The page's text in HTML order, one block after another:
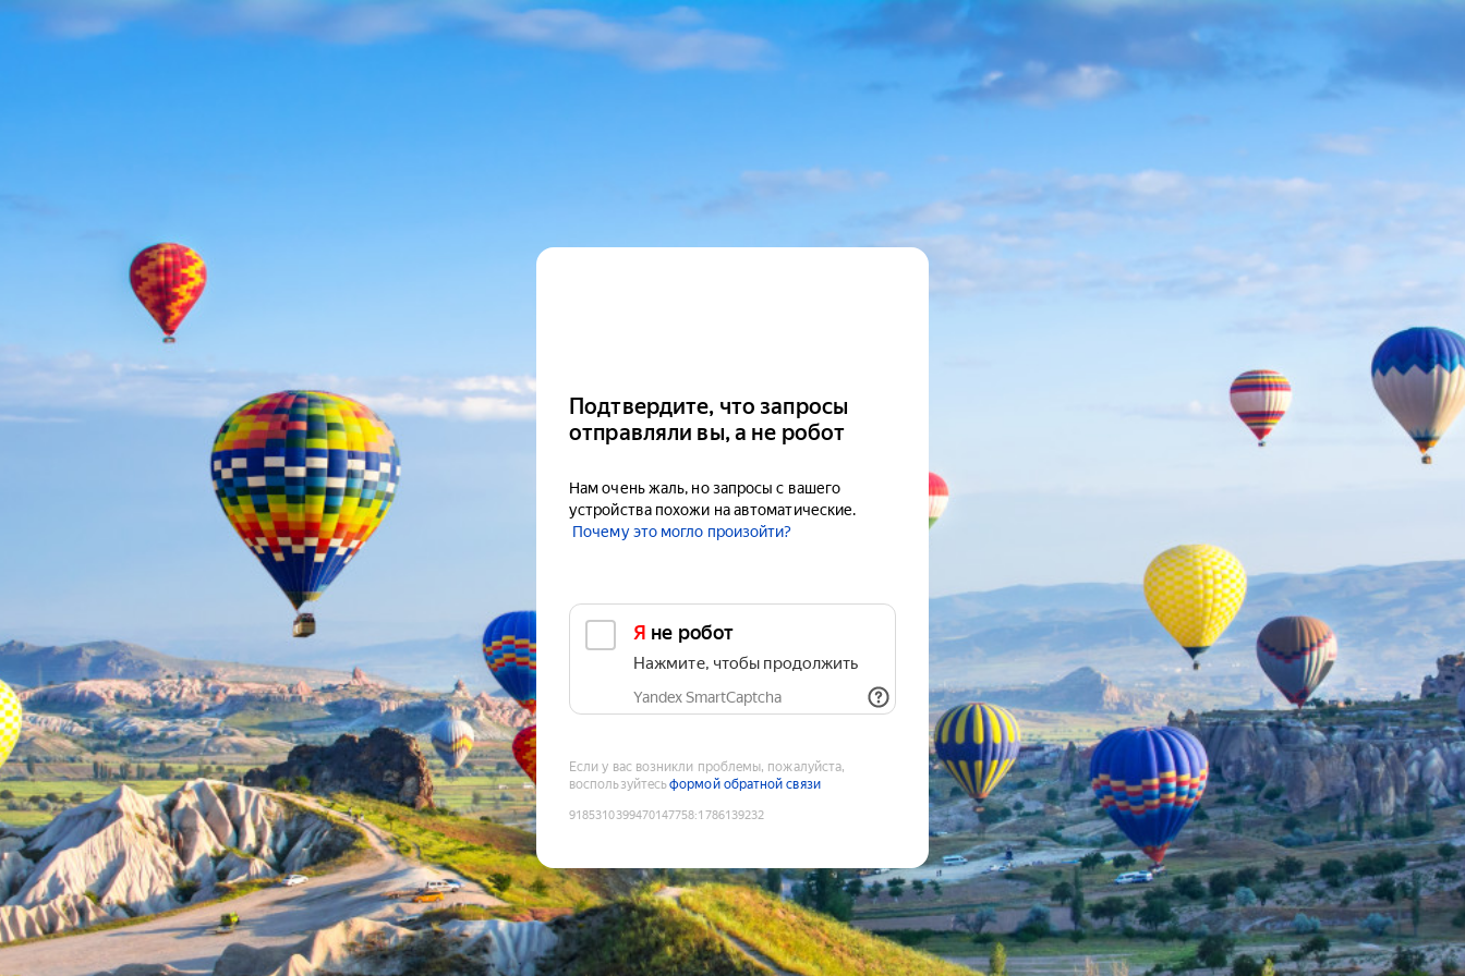
Подтвердите, что запросы
отправляли вы, а не робот
Нам очень жаль, но запросы с вашего
устройства похожи на автоматические.
Почему это могло произойти?
Я не робот
Нажмите, чтобы продолжить
Yandex SmartCaptcha
Если у вас возникли проблемы, пожалуйста,
воспользуйтесьформой обратной связи
9185310399470147758:1786139232